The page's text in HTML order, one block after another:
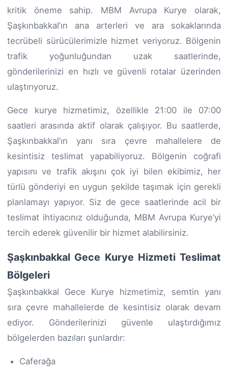
kritik öneme sahip. MBM Avrupa Kurye olarak,
Şaşkınbakkal’ın ana arterleri ve ara sokaklarında
tecrübeli sürücülerimizle hizmet veriyoruz. Bölgenin
trafik yoğunluğundan uzak saatlerinde,
gönderilerinizi en hızlı ve güvenli rotalar üzerinden
ulaştırıyoruz.
Gece kurye hizmetimiz, özellikle 21:00 ile 07:00
saatleri arasında aktif olarak çalışıyor. Bu saatlerde,
Şaşkınbakkal’ın yanı sıra çevre mahallelere de
kesintisiz teslimat yapabiliyoruz. Bölgenin coğrafi
yapısını ve trafik akışını çok iyi bilen ekibimiz, her
türlü gönderiyi en uygun şekilde taşımak için gerekli
planlamayı yapıyor. Siz de gece saatlerinde acil bir
teslimat ihtiyacınız olduğunda, MBM Avrupa Kurye’yi
tercih ederek güvenilir bir hizmet alabilirsiniz.
Şaşkınbakkal Gece Kurye Hizmeti Teslimat
Bölgeleri
Şaşkınbakkal Gece Kurye hizmetimiz, semtin yanı
sıra çevre mahallelerde de kesintisiz olarak devam
ediyor. Gönderilerinizi güvenle ulaştırdığımız
bölgelerden bazıları şunlardır:
Caferağa